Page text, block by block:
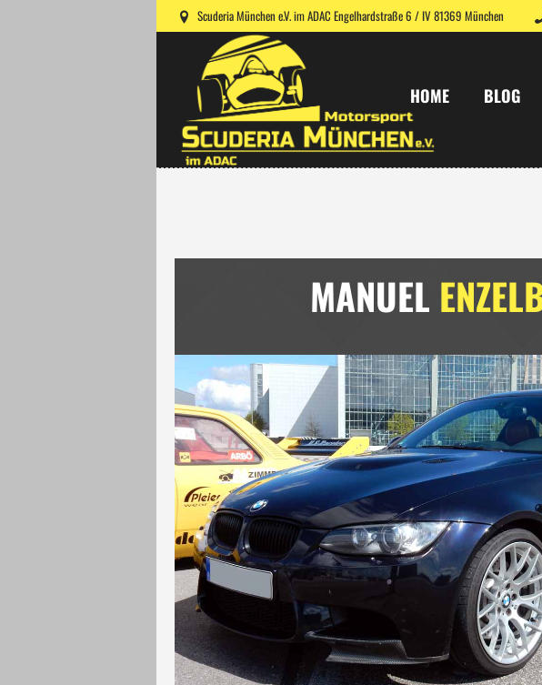
Scuderia München e.V. im ADAC Engelhardstraße 6 / IV 81369 München
HOME BLOG
MANUEL